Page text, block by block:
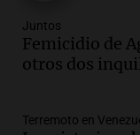
Audio.
Confitería
Episodios
Juntos
Femicidio de
otros dos
Terremoto en